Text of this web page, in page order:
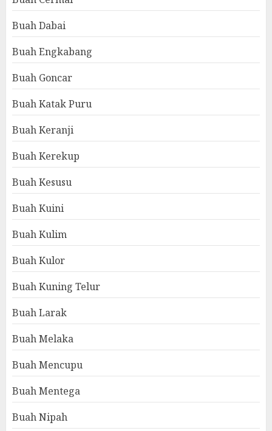
Buah Dabai
Buah Engkabang
Buah Goncar
Buah Katak Puru
Buah Keranji
Buah Kerekup
Buah Kesusu
Buah Kuini
Buah Kulim
Buah Kulor
Buah Kuning Telur
Buah Larak
Buah Melaka
Buah Mencupu
Buah Mentega
Buah Nipah